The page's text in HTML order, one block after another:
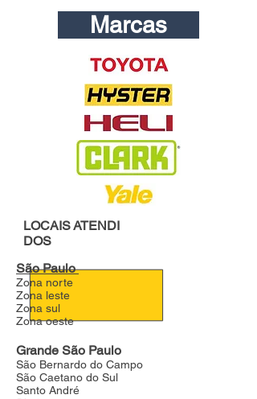
Marcas
LOCAISATENDI
DOS
São Paulo
Zona norte
Zona leste
Zona sul
Zona oeste
Grande São Paulo
São Bernardo do Campo
São Caetano do Sul
Santo André